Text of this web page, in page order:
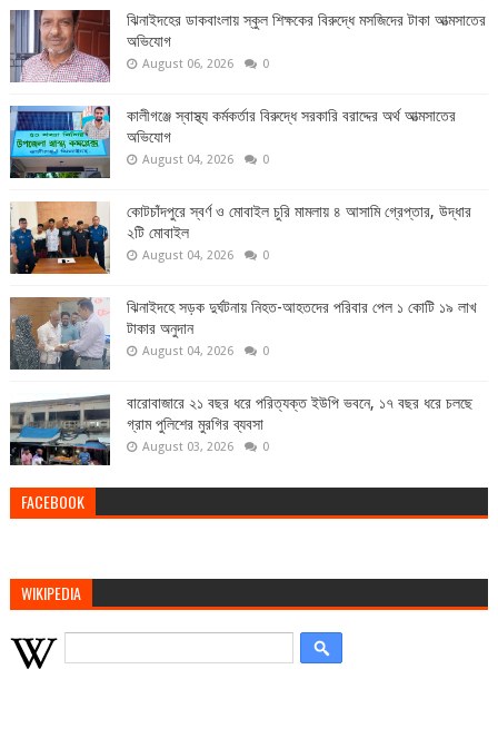
ঝিনাইদহের ডাকবাংলায় স্কুল শিক্ষকের বিরুদ্ধে মসজিদের টাকা আত্মসাতের
অভিযোগ
August 06, 2026 0
কালীগঞ্জে স্বাস্থ্য কর্মকর্তার বিরুদ্ধে সরকারি বরাদ্দের অর্থ আত্মসাতের
অভিযোগ
August 04, 2026 0
কোটচাঁদপুরে স্বর্ণ ও মোবাইল চুরি মামলায় ৪ আসামি গ্রেপ্তার, উদ্ধার
২টি মোবাইল
August 04, 2026 0
ঝিনাইদহে সড়ক দুর্ঘটনায় নিহত-আহতদের পরিবার পেল ১ কোটি ১৯ লাখ
টাকার অনুদান
August 04, 2026 0
বারোবাজারে ২১ বছর ধরে পরিত্যক্ত ইউপি ভবনে, ১৭ বছর ধরে চলছে
গ্রাম পুলিশের মুরগির ব্যবসা
August 03, 2026 0
FACEBOOK
WIKIPEDIA